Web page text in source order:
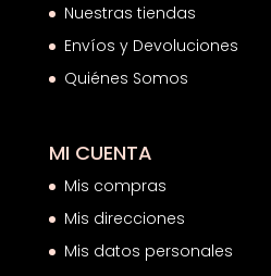
Nuestras tiendas
Envíos y Devoluciones
Quiénes Somos
MI CUENTA
Mis compras
Mis direcciones
Mis datos personales